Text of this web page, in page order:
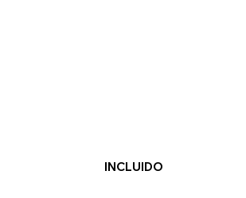
INCLUIDO